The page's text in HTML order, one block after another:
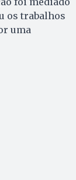
os trabalhos
uma